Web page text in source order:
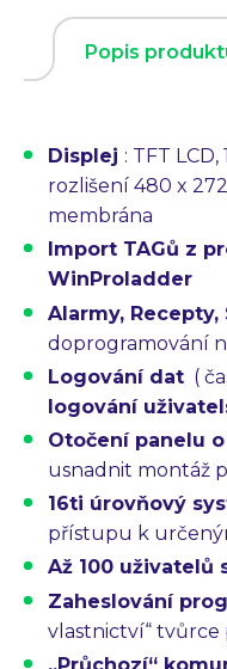
Popis
Displej : TFT LCD,
rozlišení 480 x
membrána
Import TAGů z
WinProladder
Alarmy, Recepty,
doprogramování
Logování dat (
logování
Otočení panelu o
usnadnit montáž
16ti úrovňový
přístupu k
Až 100 uživatelů
Zaheslování
vlastnictví“ tvůrce
„Průchozí“